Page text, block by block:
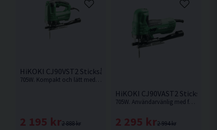
HiKOKI CJ90VST2 Sticksåg (705W)
705W. Kompakt och lätt med hög användarvänlighet.
2 888 kr
2 195 kr
HiKOKI CJ90VAST2 Sticksåg
705W. Användarvänlig med funktionell design. Bekvämt, gummibelagt grepp.
2 994 kr
2 295 kr